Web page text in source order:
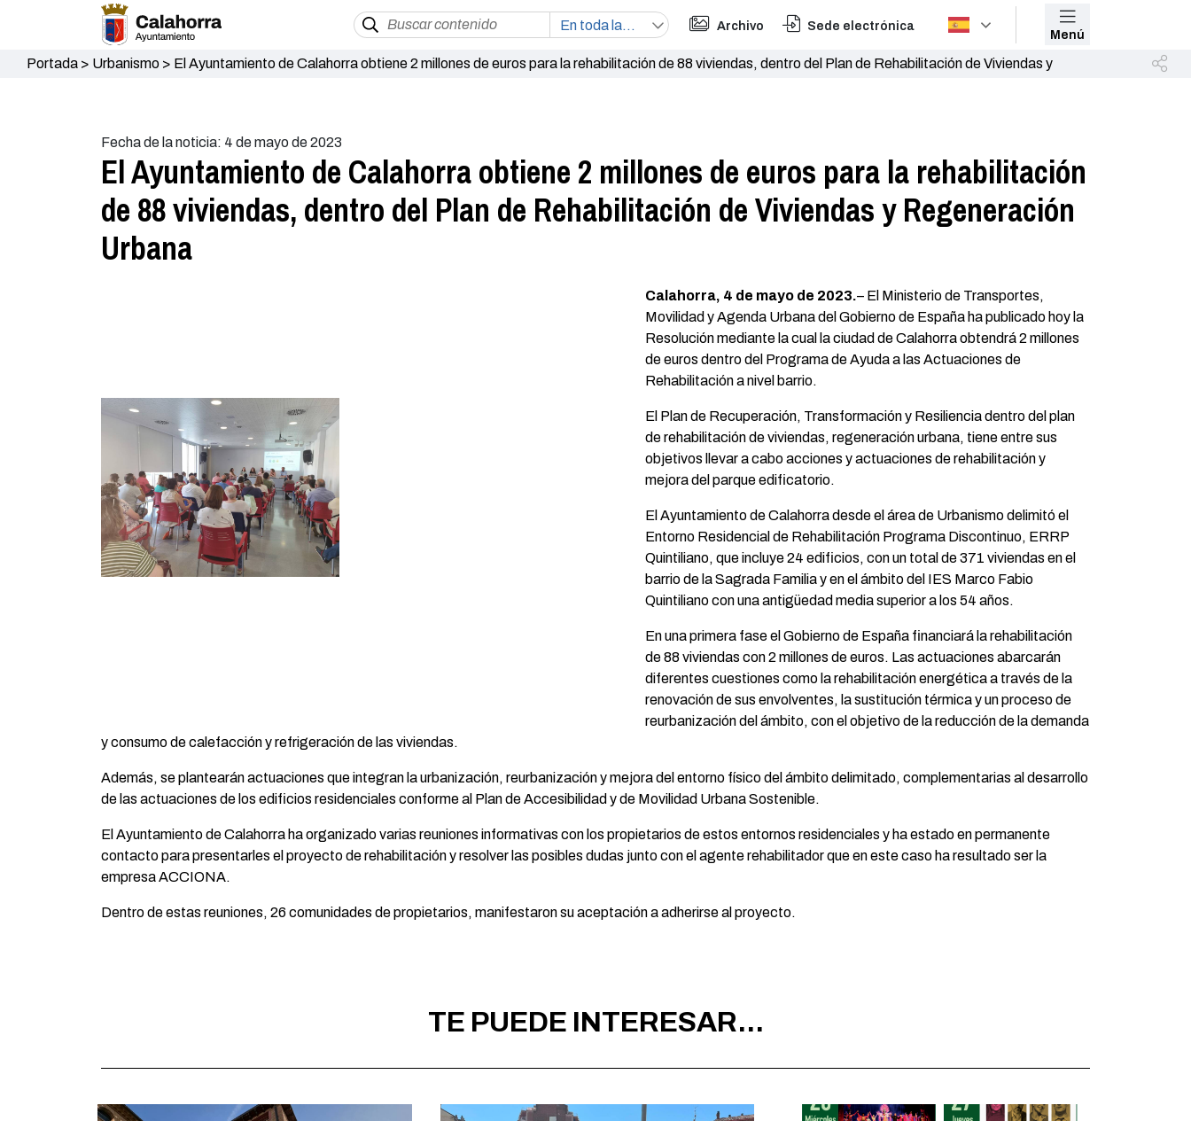
Archivo Sede electrónica
Menú
Portada> Urbanismo> El Ayuntamiento de Calahorra obtiene 2 millones de euros para la rehabilitación de 88 viviendas, dentro del Plan de Rehabilitación de Viviendas y
Fecha de la noticia: 4 de mayo de 2023
El Ayuntamiento de Calahorra obtiene 2 millones de euros para la rehabilitación
de 88 viviendas, dentro del Plan de Rehabilitación de Viviendas y Regeneración
Urbana
Calahorra, 4 de mayo de 2023.– El Ministerio de Transportes,
Movilidad y Agenda Urbana del Gobierno de España ha publicado hoy la
Resolución mediante la cual la ciudad de Calahorra obtendrá 2 millones
de euros dentro del Programa de Ayuda a las Actuaciones de
Rehabilitación a nivel barrio.
El Plan de Recuperación, Transformación y Resiliencia dentro del plan
de rehabilitación de viviendas, regeneración urbana, tiene entre sus
objetivos llevar a cabo acciones y actuaciones de rehabilitación y
mejora del parque edificatorio.
El Ayuntamiento de Calahorra desde el área de Urbanismo delimitó el
Entorno Residencial de Rehabilitación Programa Discontinuo, ERRP
Quintiliano, que incluye 24 edificios, con un total de 371 viviendas en el
barrio de la Sagrada Familia y en el ámbito del IES Marco Fabio
Quintiliano con una antigüedad media superior a los 54 años.
En una primera fase el Gobierno de España financiará la rehabilitación
de 88 viviendas con 2 millones de euros. Las actuaciones abarcarán
diferentes cuestiones como la rehabilitación energética a través de la
renovación de sus envolventes, la sustitución térmica y un proceso de
reurbanización del ámbito, con el objetivo de la reducción de la demanda
y consumo de calefacción y refrigeración de las viviendas.
Además, se plantearán actuaciones que integran la urbanización, reurbanización y mejora del entorno físico del ámbito delimitado, complementarias al desarrollo
de las actuaciones de los edificios residenciales conforme al Plan de Accesibilidad y de Movilidad Urbana Sostenible.
El Ayuntamiento de Calahorra ha organizado varias reuniones informativas con los propietarios de estos entornos residenciales y ha estado en permanente
contacto para presentarles el proyecto de rehabilitación y resolver las posibles dudas junto con el agente rehabilitador que en este caso ha resultado ser la
empresa ACCIONA.
Dentro de estas reuniones, 26 comunidades de propietarios, manifestaron su aceptación a adherirse al proyecto.
TE PUEDE INTERESAR...